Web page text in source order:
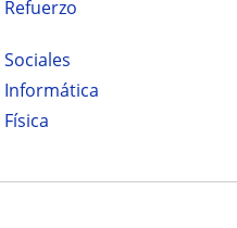
Refuerzo
Sociales
Informática
Física